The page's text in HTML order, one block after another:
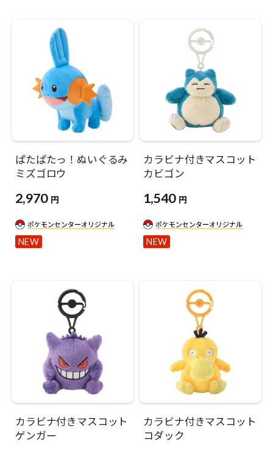
ぱたぱたっ！ぬいぐるみ
ミズゴロウ
2,970 円
NEW
カラビナ付きマスコット
カビゴン
1,540 円
NEW
カラビナ付きマスコット
ゲンガー
カラビナ付きマスコット
コダック